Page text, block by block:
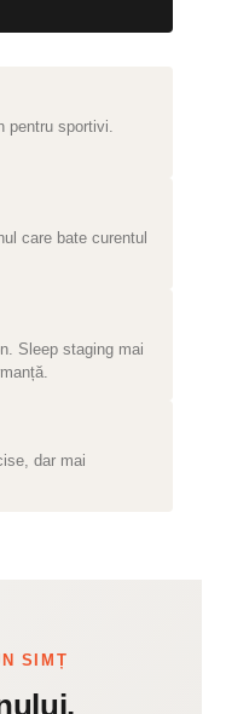
pentru sportivi.
care bate curentul
Sleep staging mai
dar mai
SIMȚ